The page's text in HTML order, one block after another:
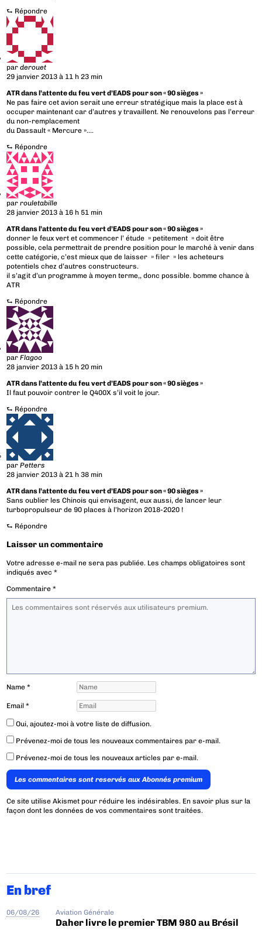
⮑ Répondre
parderouet
29 janvier 2013 à 11 h 23 min
ATR dans l’attente du feu vert d’EADS pour son « 90 sièges »
Ne pas faire cet avion serait une erreur stratégique mais la place est à
occuper maintenant car d’autres y travaillent. Ne renouvelons pas l’erreur
du non-remplacement
du Dassault « Mercure »….
⮑ Répondre
parrouletabille
28 janvier 2013 à 16 h 51 min
ATR dans l’attente du feu vert d’EADS pour son « 90 sièges »
donner le feux vert et commencer l’ étude » petitement » doit être
possible, cela permettrait de prendre position pour le marché à venir dans
cette catégorie, c’est mieux que de laisser » filer » les acheteurs
potentiels chez d’autres constructeurs.
il s’agit d’un programme à moyen terme,, donc possible. bomme chance à
ATR
⮑ Répondre
parFlagoo
28 janvier 2013 à 15 h 20 min
ATR dans l’attente du feu vert d’EADS pour son « 90 sièges »
Il faut pouvoir contrer le Q400X s’il voit le jour.
⮑ Répondre
parPetters
28 janvier 2013 à 21 h 38 min
ATR dans l’attente du feu vert d’EADS pour son « 90 sièges »
Sans oublier les Chinois qui envisagent, eux aussi, de lancer leur
turbopropulseur de 90 places à l’horizon 2018-2020 !
⮑ Répondre
Laisser un commentaire
Votre adresse e-mail ne sera pas publiée. Les champs obligatoires sont
indiqués avec*
Commentaire*
Name*
Email*
Oui, ajoutez-moi à votre liste de diffusion.
Prévenez-moi de tous les nouveaux commentaires par e-mail.
Prévenez-moi de tous les nouveaux articles par e-mail.
Les commentaires sont reservés aux Abonnés premium
Ce site utilise Akismet pour réduire les indésirables. En savoir plus sur la
façon dont les données de vos commentaires sont traitées.
En bref
06/08/26 Aviation Générale
Daher livre le premier TBM 980 au Brésil